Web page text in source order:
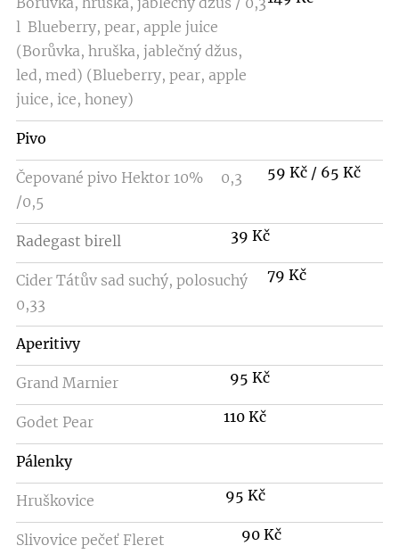
l Blueberry, pear, apple juice
(Borůvka, hruška, jablečný džus,
led, med) (Blueberry, pear, apple
juice, ice, honey)
Pivo
Čepované pivo Hektor 10% 0,3
/0,5
59 Kč / 65 Kč
Radegast birell 39 Kč
Cider Tátův sad suchý, polosuchý
0,33
79 Kč
Aperitivy
Grand Marnier 95 Kč
Godet Pear 110 Kč
Pálenky
Hruškovice 95 Kč
Slivovice pečeť Fleret 90 Kč